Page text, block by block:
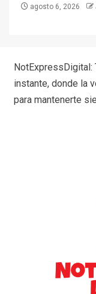
agosto 6, 2026
NotExpressDigital:
instante, donde la
para mantenerte